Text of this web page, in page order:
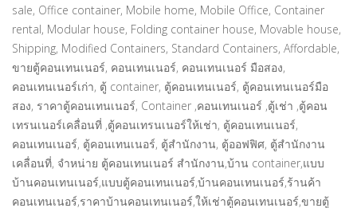
sale, Office container, Mobile home, Mobile Office, Container
rental, Modular house, Folding container house, Movable house,
Shipping, Modified Containers, Standard Containers, Affordable,
ขายตู้คอนเทนเนอร์, คอนเทนเนอร์, คอนเทนเนอร์ มือสอง,
คอนเทนเนอร์เก่า, ตู้ container, ตู้คอนเทนเนอร์, ตู้คอนเทนเนอร์มือ
สอง, ราคาตู้คอนเทนเนอร์, Container ,คอนเทนเนอร์ ,ตู้เช่า ,ตู้คอน
เทรนเนอร์เคลื่อนที่ ,ตู้คอนเทรนเนอร์ให้เช่า, ตู้คอนเทนเนอร์,
คอนเทนเนอร์, ตู้คอนเทนเนอร์, ตู้สำนักงาน, ตู้ออฟฟิศ, ตู้สำนักงาน
เคลื่อนที่, จําหน่าย ตู้คอนเทนเนอร์ สํานักงาน,บ้าน container,แบบ
บ้านคอนเทนเนอร์,แบบตู้คอนเทนเนอร์,บ้านคอนเทนเนอร์,ร้านค้า
คอนเทนเนอร์,ราคาบ้านคอนเทนเนอร์,ให้เช่าตู้คอนเทนเนอร์,ขายตู้